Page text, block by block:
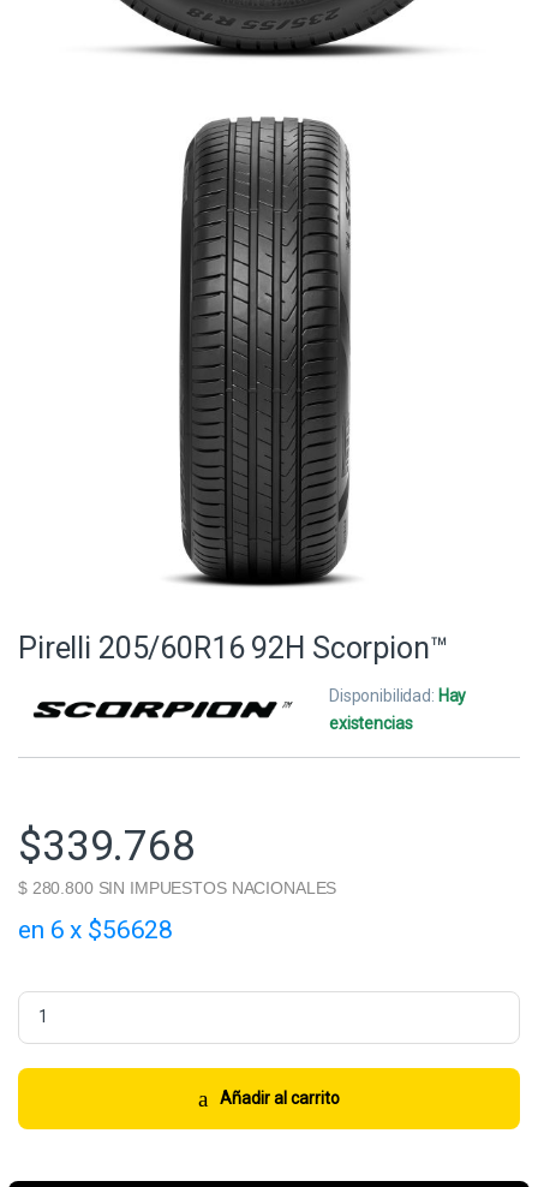
Pirelli 205/60R16 92H Scorpion™
Disponibilidad: Hay
existencias
$339.768
$ 280.800 SIN IMPUESTOS NACIONALES
en 6 x $56628
Pirelli 205/60R16 92H Scorpion™ quantity
Añadir al carrito